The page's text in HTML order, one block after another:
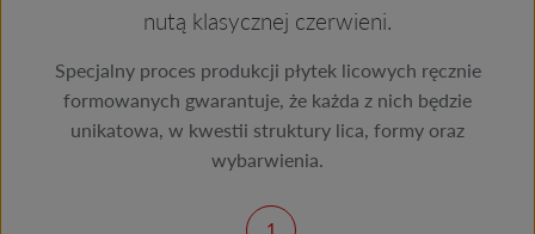
nutą klasycznej czerwieni.
Specjalny proces produkcji płytek licowych ręcznie
formowanych gwarantuje, że każda z nich będzie
unikatowa, w kwestii struktury lica, formy oraz
wybarwienia.